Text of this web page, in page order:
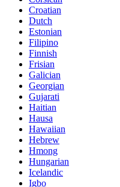
Croatian
Dutch
Estonian
Filipino
Finnish
Frisian
Galician
Georgian
Gujarati
Haitian
Hausa
Hawaiian
Hebrew
Hmong
Hungarian
Icelandic
Igbo